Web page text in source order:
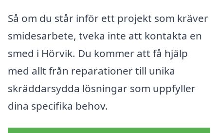
Så om du står inför ett projekt som kräver
smidesarbete, tveka inte att kontakta en
smed i Hörvik. Du kommer att få hjälp
med allt från reparationer till unika
skräddarsydda lösningar som uppfyller
dina specifika behov.